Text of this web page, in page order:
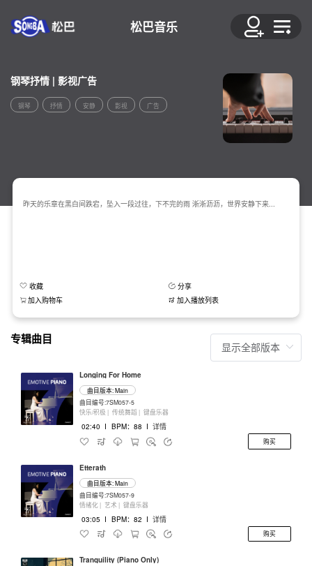
松巴音乐
钢琴抒情 | 影视广告
钢琴 抒情 安静 影视 广告
昨天的乐章在黑白间跌宕，坠入一段过往，下不完的雨 淅淅沥沥，世界安静下来...
收藏
分享
加入购物车
加入播放列表
专辑曲目
Longing For Home
曲目版本: Main
曲目编号:7SM057-5
快乐/积极 | 传统舞蹈 | 键盘乐器
02:40 I BPM：88 I 详情
购买
Etterath
曲目版本: Main
曲目编号:7SM057-9
情绪化 | 艺术 | 键盘乐器
03:05 I BPM：82 I 详情
购买
Tranquility (Piano Only)